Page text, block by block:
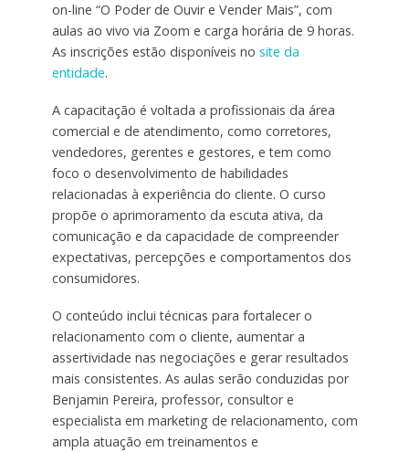
on-line “O Poder de Ouvir e Vender Mais”, com
aulas ao vivo via Zoom e carga horária de 9 horas.
As inscrições estão disponíveis no site da
entidade.
A capacitação é voltada a profissionais da área
comercial e de atendimento, como corretores,
vendedores, gerentes e gestores, e tem como
foco o desenvolvimento de habilidades
relacionadas à experiência do cliente. O curso
propõe o aprimoramento da escuta ativa, da
comunicação e da capacidade de compreender
expectativas, percepções e comportamentos dos
consumidores.
O conteúdo inclui técnicas para fortalecer o
relacionamento com o cliente, aumentar a
assertividade nas negociações e gerar resultados
mais consistentes. As aulas serão conduzidas por
Benjamin Pereira, professor, consultor e
especialista em marketing de relacionamento, com
ampla atuação em treinamentos e